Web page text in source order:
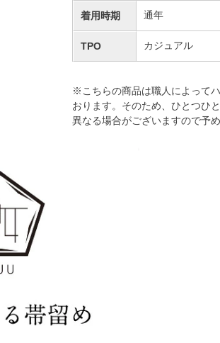
着用時期 通年
TPO カジュアル
※こちらの商品は職人によって
おります。そのため、ひとつひ
異なる場合がございますので予